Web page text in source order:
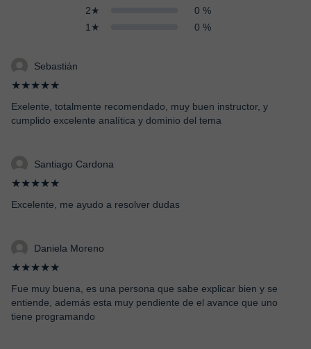
2★
0 %
1★
0 %
Sebastián
★★★★★
Exelente, totalmente recomendado, muy buen instructor, y
cumplido excelente analítica y dominio del tema
Santiago Cardona
★★★★★
Excelente, me ayudo a resolver dudas
Daniela Moreno
★★★★★
Fue muy buena, es una persona que sabe explicar bien y se
entiende, además esta muy pendiente de el avance que uno
tiene programando